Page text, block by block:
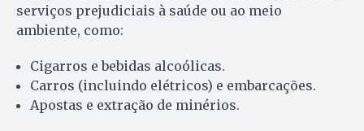
serviços prejudiciais à saúde ou ao meio
ambiente, como:
Cigarros e bebidas alcoólicas.
Carros (incluindo elétricos) e embarcações.
Apostas e extração de minérios.